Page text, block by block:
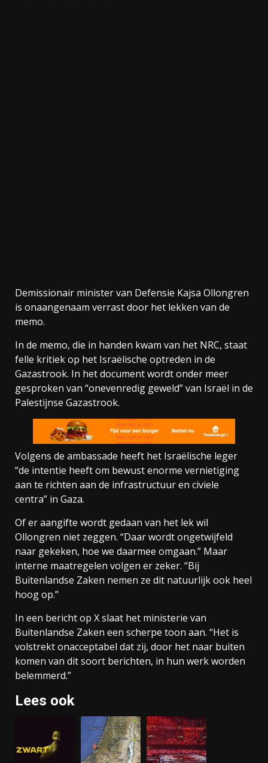
Demissionair minister van Defensie Kajsa Ollongren
is onaangenaam verrast door het lekken van de
memo.
In de memo, die in handen kwam van het NRC, staat
felle kritiek op het Israëlische optreden in de
Gazastrook. In het document wordt onder meer
gesproken van “onevenredig geweld” van Israël in de
Palestijnse Gazastrook.
Volgens de ambassade heeft het Israëlische leger
“de intentie heeft om bewust enorme vernietiging
aan te richten aan de infrastructuur en civiele
centra” in Gaza.
Of er aangifte wordt gedaan van het lek wil
Ollongren niet zeggen. “Daar wordt ongetwijfeld
naar gekeken, hoe we daarmee omgaan.” Maar
interne maatregelen volgen er zeker. “Bij
Buitenlandse Zaken nemen ze dit natuurlijk ook heel
hoog op.”
In een bericht op X slaat het ministerie van
Buitenlandse Zaken een scherpe toon aan. “Het is
volstrekt onacceptabel dat zij, door het naar buiten
komen van dit soort berichten, in hun werk worden
belemmerd.”
Lees ook